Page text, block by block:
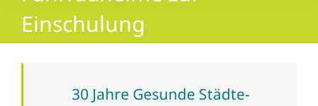
Einschulung
30 Jahre Gesunde Städte-